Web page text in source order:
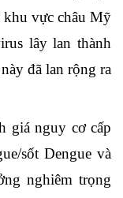
khu vực châu Mỹ
lây lan thành
đã lan rộng ra
giá nguy cơ cấp
sốt Dengue và
nghiêm trọng